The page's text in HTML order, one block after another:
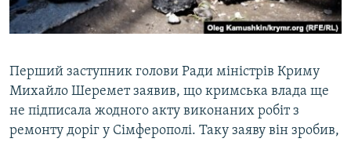
УКРАЇНСЬКА ПРОБЛЕМА КРИМУ
Qırımtatar
Усі сайти RFE/RL
Перший заступник голови Ради міністрів Криму
Михайло Шеремет заявив, що кримська влада ще
не підписала жодного акту виконаних робіт з
ремонту доріг у Сімферополі. Таку заяву він зробив,